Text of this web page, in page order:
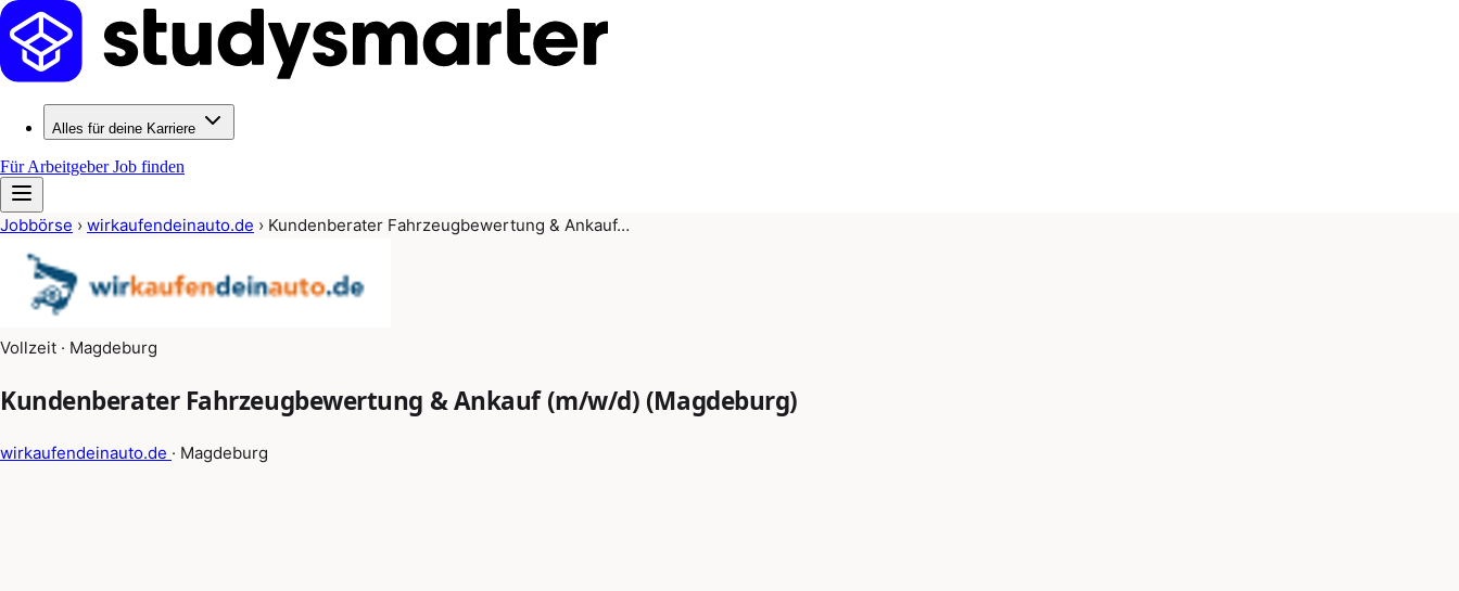
Alles für deine Karriere
Für ArbeitgeberJob finden
Jobbörse › wirkaufendeinauto.de › Kundenberater Fahrzeugbewertung & Ankauf…
Vollzeit · Magdeburg
Kundenberater Fahrzeugbewertung & Ankauf (m/w/d) (Magdeburg)
wirkaufendeinauto.de · Magdeburg